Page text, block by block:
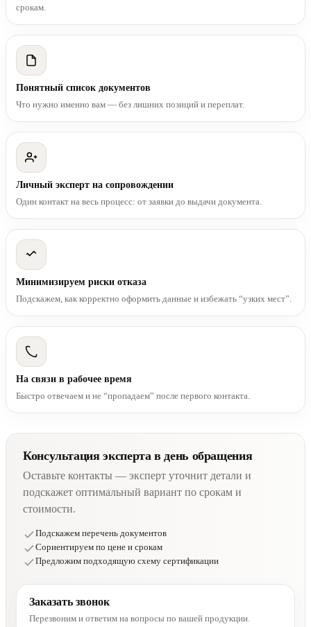
срокам.
Понятный список документов
Что нужно именно вам — без лишних позиций и переплат.
Личный эксперт на сопровождении
Один контакт на весь процесс: от заявки до выдачи документа.
Минимизируем риски отказа
Подскажем, как корректно оформить данные и избежать “узких мест”.
На связи в рабочее время
Быстро отвечаем и не “пропадаем” после первого контакта.
Консультация эксперта в день обращения
Оставьте контакты — эксперт уточнит детали и
подскажет оптимальный вариант по срокам и
стоимости.
Подскажем перечень документов
Сориентируем по цене и срокам
Предложим подходящую схему сертификации
Заказать звонок
Перезвоним и ответим на вопросы по вашей продукции.